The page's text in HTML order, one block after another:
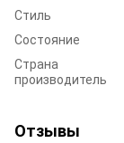
Стиль
Состояние
Страна
производитель
Отзывы